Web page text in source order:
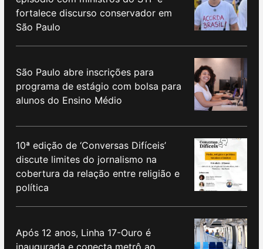
fortalece discurso conservador em
São Paulo
São Paulo abre inscrições para
programa de estágio com bolsa para
alunos do Ensino Médio
10ª edição de ‘Conversas Difíceis’
discute limites do jornalismo na
cobertura da relação entre religião e
política
Após 12 anos, Linha 17-Ouro é
inaugurada e conecta metrô ao